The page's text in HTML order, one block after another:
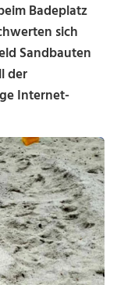
Badeplatz
sich
Sandbauten
der
Internet-